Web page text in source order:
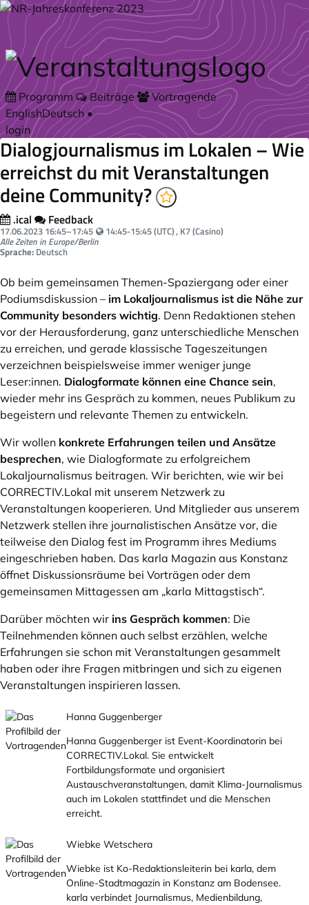
Zum Hauptteil springen
Programm Beiträge
Vortragende
EnglishDeutsch•
login
Dialogjournalismus im Lokalen – Wie
erreichst du mit Veranstaltungen
deine Community?
.ical Feedback
17.06.2023 16:45–17:45 Your local time:
14:45-15:45 (UTC), K7 (Casino)
Alle Zeiten in Europe/Berlin
Sprache: Deutsch
Ob beim gemeinsamen Themen-Spaziergang oder einer
Podiumsdiskussion – im Lokaljournalismus ist die Nähe zur
Community besonders wichtig. Denn Redaktionen stehen
vor der Herausforderung, ganz unterschiedliche Menschen
zu erreichen, und gerade klassische Tageszeitungen
verzeichnen beispielsweise immer weniger junge
Leser:innen. Dialogformate können eine Chance sein,
wieder mehr ins Gespräch zu kommen, neues Publikum zu
begeistern und relevante Themen zu entwickeln.
Wir wollen konkrete Erfahrungen teilen und Ansätze
besprechen, wie Dialogformate zu erfolgreichem
Lokaljournalismus beitragen. Wir berichten, wie wir bei
CORRECTIV.Lokal mit unserem Netzwerk zu
Veranstaltungen kooperieren. Und Mitglieder aus unserem
Netzwerk stellen ihre journalistischen Ansätze vor, die
teilweise den Dialog fest im Programm ihres Mediums
eingeschrieben haben. Das karla Magazin aus Konstanz
öffnet Diskussionsräume bei Vorträgen oder dem
gemeinsamen Mittagessen am „karla Mittagstisch“.
Darüber möchten wir ins Gespräch kommen: Die
Teilnehmenden können auch selbst erzählen, welche
Erfahrungen sie schon mit Veranstaltungen gesammelt
haben oder ihre Fragen mitbringen und sich zu eigenen
Veranstaltungen inspirieren lassen.
Hanna Guggenberger
Hanna Guggenberger ist Event-Koordinatorin bei
CORRECTIV.Lokal. Sie entwickelt
Fortbildungsformate und organisiert
Austauschveranstaltungen, damit Klima-Journalismus
auch im Lokalen stattfindet und die Menschen
erreicht.
Wiebke Wetschera
Wiebke ist Ko-Redaktionsleiterin bei karla, dem
Online-Stadtmagazin in Konstanz am Bodensee.
karla verbindet Journalismus, Medienbildung,